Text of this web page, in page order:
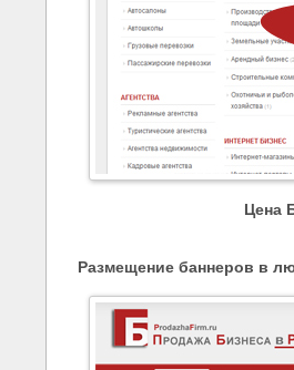
Цена
Размещение баннеров в